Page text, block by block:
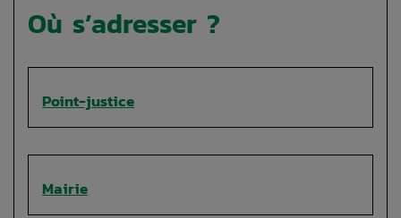
Où s’adresser ?
Point-justice
Mairie